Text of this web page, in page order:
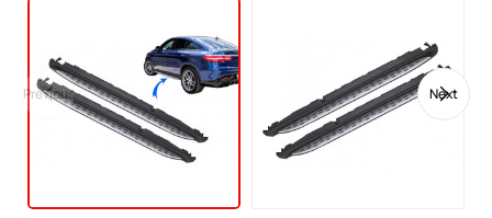
Previous Next